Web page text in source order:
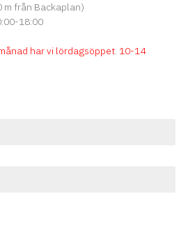
m från Backaplan)
18:00
har vi lördagsöppet. 10-14